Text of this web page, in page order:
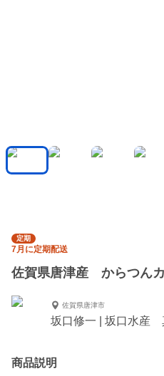
定期
7月に定期配送
佐賀県唐津産 からつん
佐賀県唐津市
坂口修一 | 坂口水産
商品説明